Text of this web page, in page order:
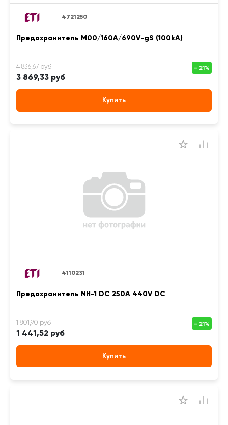
4721250
Предохранитель M00/160A/690V-gS (100kA)
3 869,33 руб
Купить
4110231
Предохранитель NH-1 DC 250A 440V DC
1 441,52 руб
Купить